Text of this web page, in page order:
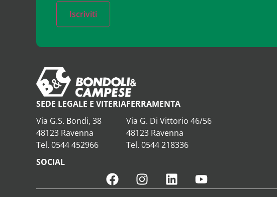
Iscriviti
SEDE LEGALE E VITERIA
Via G.S. Bondi, 38
48123 Ravenna
Tel. 0544 452966
FERRAMENTA
Via G. Di Vittorio 46/56
48123 Ravenna
Tel. 0544 218336
SOCIAL